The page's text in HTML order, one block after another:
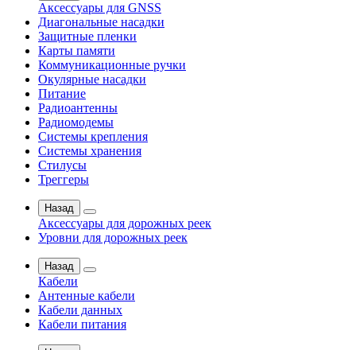
Аксессуары для GNSS
Диагональные насадки
Защитные пленки
Карты памяти
Коммуникационные ручки
Окулярные насадки
Питание
Радиоантенны
Радиомодемы
Системы крепления
Системы хранения
Стилусы
Треггеры
Назад
Аксессуары для дорожных реек
Уровни для дорожных реек
Назад
Кабели
Антенные кабели
Кабели данных
Кабели питания